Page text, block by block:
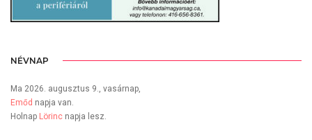
NÉVNAP
Ma 2026. augusztus 9., vasárnap,
Emőd napja van.
Holnap Lörinc napja lesz.